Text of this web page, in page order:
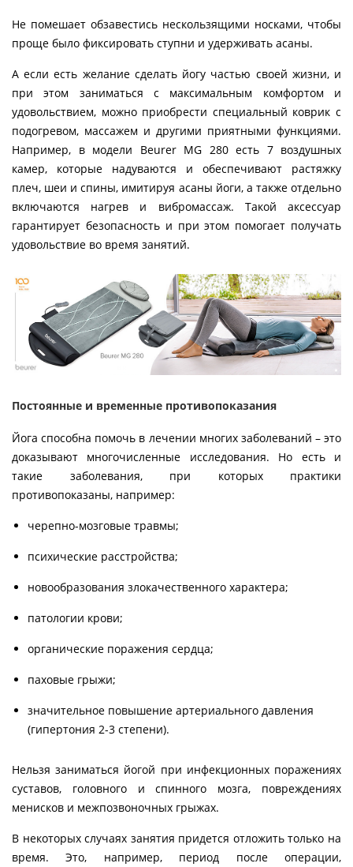
Не помешает обзавестись нескользящими носками, чтобы
проще было фиксировать ступни и удерживать асаны.
А если есть желание сделать йогу частью своей жизни, и
при этом заниматься с максимальным комфортом и
удовольствием, можно приобрести специальный коврик с
подогревом, массажем и другими приятными функциями.
Например, в модели Beurer MG 280 есть 7 воздушных
камер, которые надуваются и обеспечивают растяжку
плеч, шеи и спины, имитируя асаны йоги, а также отдельно
включаются нагрев и вибромассаж. Такой аксессуар
гарантирует безопасность и при этом помогает получать
удовольствие во время занятий.
Постоянные и временные противопоказания
Йога способна помочь в лечении многих заболеваний – это
доказывают многочисленные исследования. Но есть и
такие заболевания, при которых практики
противопоказаны, например:
черепно-мозговые травмы;
психические расстройства;
новообразования злокачественного характера;
патологии крови;
органические поражения сердца;
паховые грыжи;
значительное повышение артериального давления
(гипертония 2-3 степени).
Нельзя заниматься йогой при инфекционных поражениях
суставов, головного и спинного мозга, повреждениях
менисков и межпозвоночных грыжах.
В некоторых случаях занятия придется отложить только на
время. Это, например, период после операции,